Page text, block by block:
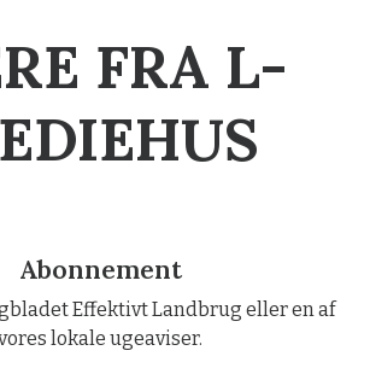
FRA L-
Abonnement
Effektivt Landbrug eller en af
lokale ugeaviser.